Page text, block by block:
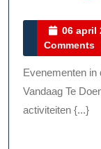
06 april
Comments
Evenementen in de Buurt Vandaag Ontdek Wat Er
Vandaag Te
activiteiten {...}